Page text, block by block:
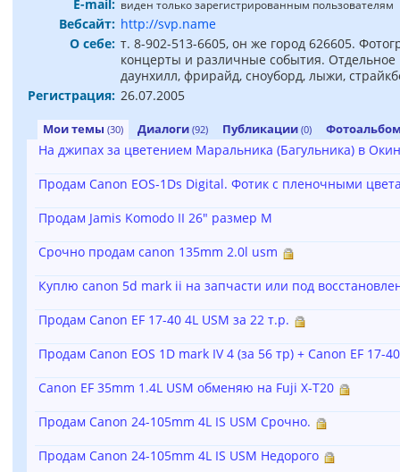
E-mail: виден только зарегистрированным пользователям
Вебсайт: http://svp.name
О себе: т. 8-902-513-6605, он же город 626605.
концерты и различные события.
даунхилл, фрирайд, сноуборд, лыжи,
Регистрация: 26.07.2005
Мои темы (30) Диалоги (92) Публикации (0)
На джипах за цветением Маральника (Багульника) в
Продам Canon EOS-1Ds Digital. Фотик с пленочными
Продам Jamis Komodo II 26" размер М
Срочно продам canon 135mm 2.0l usm
Куплю canon 5d mark ii на запчасти или под
Продам Canon EF 17-40 4L USM за 22 т.р.
Продам Canon EOS 1D mark IV 4 (за 56 тр) + Canon EF 17-
Canon EF 35mm 1.4L USM обменяю на Fuji X-T20
Продам Canon 24-105mm 4L IS USM Срочно.
Продам Canon 24-105mm 4L IS USM Недорого